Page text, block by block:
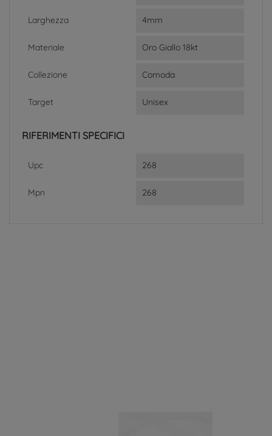
Larghezza 4mm
Materiale Oro Giallo 18kt
Collezione Comoda
Target Unisex
RIFERIMENTI SPECIFICI
Upc 268
Mpn 268